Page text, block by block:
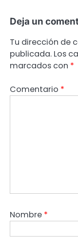
Deja un
Tu dirección de
publicada. Los
marcados con *
Comentario *
Nombre *